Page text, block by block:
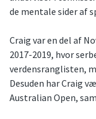
de mentale sider af
Craig var en del af
2017-2019, hvor
verdensranglisten,
Desuden har Craig
Australian Open,